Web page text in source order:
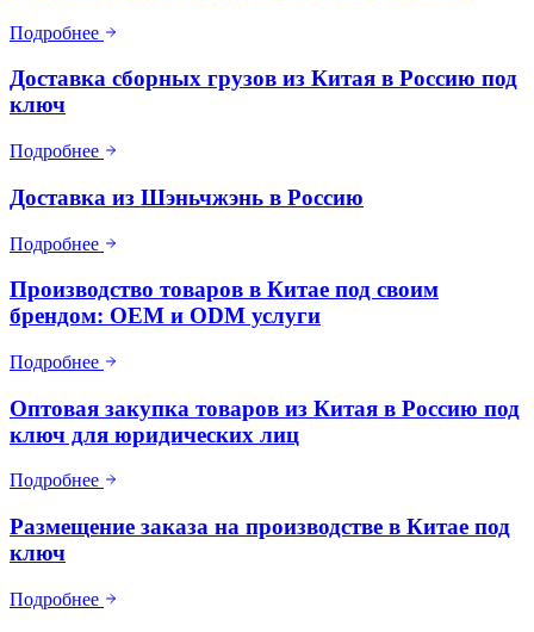
Подробнее
Доставка сборных грузов из Китая в Россию под
ключ
Подробнее
Доставка из Шэньчжэнь в Россию
Подробнее
Производство товаров в Китае под своим
брендом: OEM и ODM услуги
Подробнее
Оптовая закупка товаров из Китая в Россию под
ключ для юридических лиц
Подробнее
Размещение заказа на производстве в Китае под
ключ
Подробнее